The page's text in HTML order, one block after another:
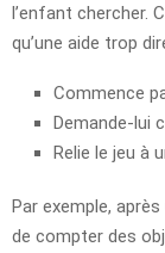
l’enfant chercher.
qu’une aide trop
Commence
Demande-lui
Relie le jeu à
Par exemple,
de compter des